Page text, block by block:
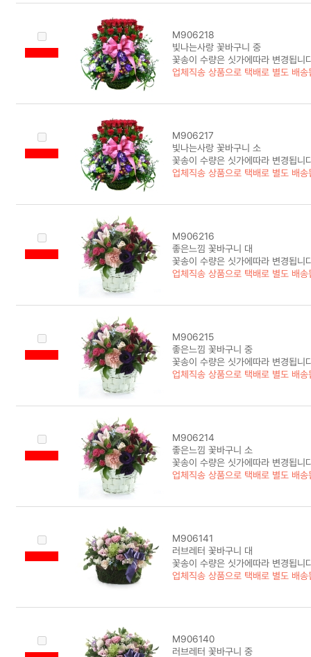
M906218
빛나는사랑 꽃바구니 중
꽃송이 수량은 싯가에따라 변경됩니
업체직송 상품으로 택배로 별도 배송
M906217
빛나는사랑 꽃바구니 소
꽃송이 수량은 싯가에따라 변경됩니
업체직송 상품으로 택배로 별도 배송
M906216
좋은느낌 꽃바구니 대
꽃송이 수량은 싯가에따라 변경됩니
업체직송 상품으로 택배로 별도 배송
M906215
좋은느낌 꽃바구니 중
꽃송이 수량은 싯가에따라 변경됩니
업체직송 상품으로 택배로 별도 배송
M906214
좋은느낌 꽃바구니 소
꽃송이 수량은 싯가에따라 변경됩니
업체직송 상품으로 택배로 별도 배송
M906141
러브레터 꽃바구니 대
꽃송이 수량은 싯가에따라 변경됩니
업체직송 상품으로 택배로 별도 배송
M906140
러브레터 꽃바구니 중